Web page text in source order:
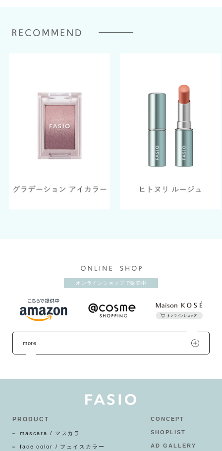
オンラインショップで販売中
more
PRODUCT
mascara / マスカラ
face color / フェイスカラー
CONCEPT
SHOPLIST
AD GALLERY